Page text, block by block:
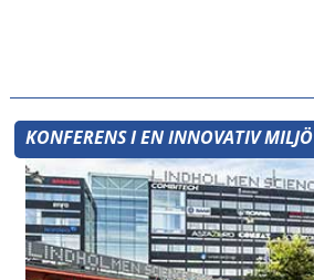
KONFERENS I EN INNOVATIV MILJÖ